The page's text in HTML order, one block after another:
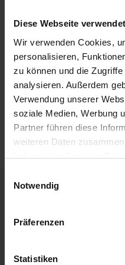
Diese Webseite
Wir verwenden Cookies,
personalisieren,
zu können und die
analysieren. Außerdem
Verwendung unserer
soziale Medien, Werbung
Partner führen diese
weiteren Daten
haben oder die sie im
Notwendig
Präferenzen
Statistiken
Leistungen
Extras buchen
Reisedokumente
weitere Termine
Mobilität
DATUM